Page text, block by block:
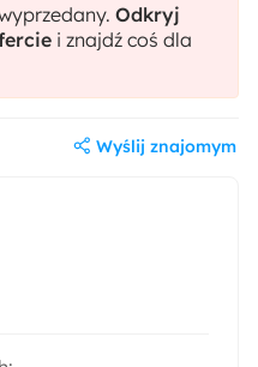
Odkryj
i znajdź coś dla
Wyślij znajomym